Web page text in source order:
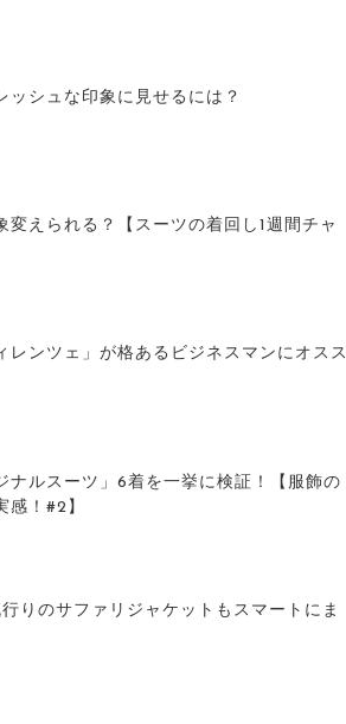
ッシュな印象に見せるには？
えられる？【スーツの着回し1週間チャ
レンツェ」が格あるビジネスマンにオスス
ナルスーツ」6着を一挙に検証！【服飾の
感！#2】
りのサファリジャケットもスマートにま